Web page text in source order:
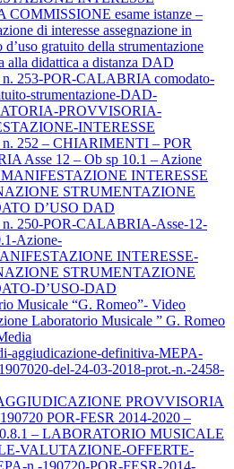
COMMISSIONE esame istanze –
di interesse assegnazione in
d’uso gratuito della strumentazione
alla didattica a distanza DAD
n. 253-POR-CALABRIA comodato-
strumentazione-DAD-
PROVVISORIA-
INTERESSE
n. 252 – CHIARIMENTI – POR
Asse 12 – Ob sp 10.1 – Azione
MANIFESTAZIONE INTERESSE
STRUMENTAZIONE
D’USO DAD
n. 250-POR-CALABRIA-Asse-12-
Azione-
INTERESSE-
STRUMENTAZIONE
D’USO-DAD
Musicale “G. Romeo”- Video
Laboratorio Musicale ” G. Romeo
aggiudicazione-definitiva-MEPA-
del-24-03-2018-prot.-n.-2458-
PROVVISORIA
POR-FESR 2014-2020 –
– LABORATORIO MUSICALE
VALUTAZIONE-OFFERTE-